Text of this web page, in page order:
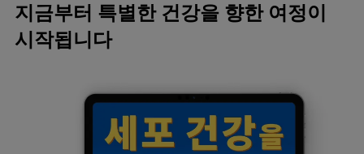
지금부터 특별한 건강을 향한 여정이
시작됩니다